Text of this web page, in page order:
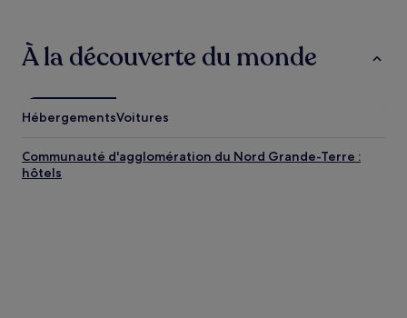
À la découverte du monde
HébergementsVoitures
Communauté d'agglomération du Nord Grande-Terre :
hôtels